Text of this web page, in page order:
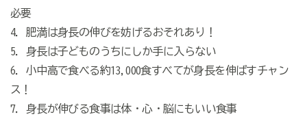
必要
4．肥満は身長の伸びを妨げるおそれあり！
5．身長は子どものうちにしか手に入らない
6．小中高で食べる約13,000食すべてが身長を伸ばすチャン
ス！
7．身長が伸びる食事は体・心・脳にもいい食事